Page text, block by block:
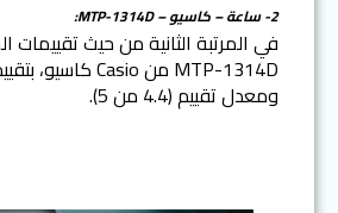
2- ساعة – كاسيو – MTP-1314D:
في المرتبة الثانية من حيث
ومعدل تقييم (4.4 من 5).